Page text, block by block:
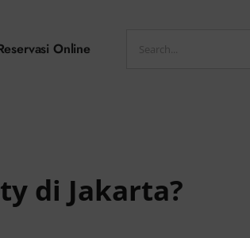
Online
for:
di Jakarta?